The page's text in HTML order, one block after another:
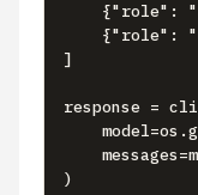
{"role":
{"role":
]
response =
)